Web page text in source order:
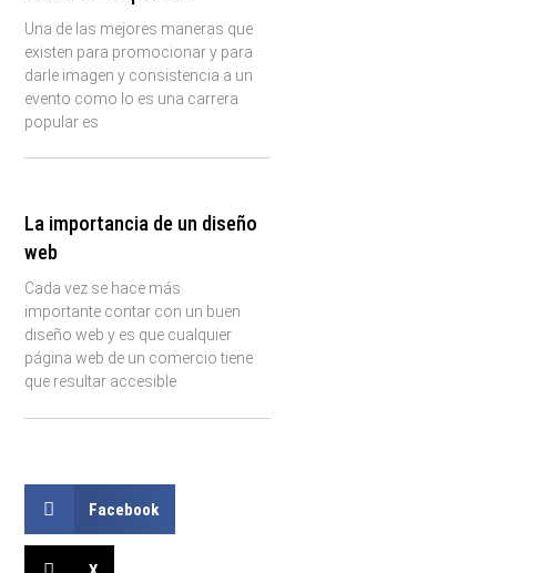
Una de las mejores maneras que
existen para promocionar y para
darle imagen y consistencia a un
evento como lo es una carrera
popular es
La importancia de un diseño
web
Cada vez se hace más
importante contar con un buen
diseño web y es que cualquier
página web de un comercio tiene
que resultar accesible
Facebook